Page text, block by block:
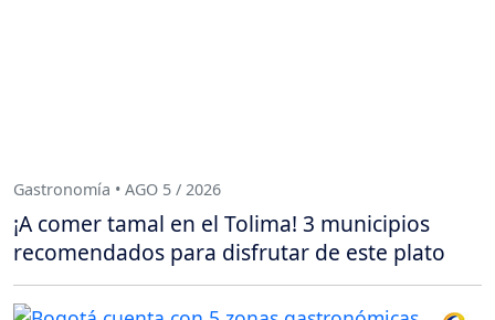
Gastronomía • AGO 5 / 2026
¡A comer tamal en el Tolima! 3 municipios
recomendados para disfrutar de este plato